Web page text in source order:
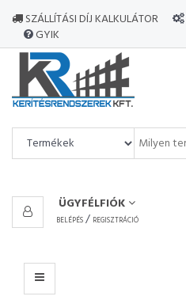
SZÁLLÍTÁSI DÍJ KALKULÁTOR
GYIK
ÜGYFÉLFIÓK
BELÉPÉS/ REGISZTRÁCIÓ
MINDEN
TERMÉK
MENÜ